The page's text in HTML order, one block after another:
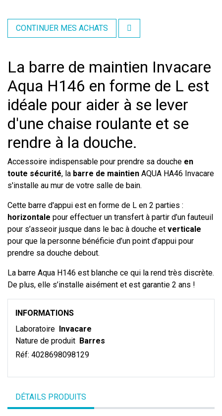
CONTINUER MES ACHATS
La barre de maintien Invacare
Aqua H146 en forme de L est
idéale pour aider à se lever
d'une chaise roulante et se
rendre à la douche.
Accessoire indispensable pour prendre sa douche en
toute sécurité, la barre de maintien AQUA HA46 Invacare
s'installe au mur de votre salle de bain.
Cette barre d'appui est en forme de L en 2 parties :
horizontale pour effectuer un transfert à partir d’un fauteuil
pour s’asseoir jusque dans le bac à douche et verticale
pour que la personne bénéficie d’un point d’appui pour
prendre sa douche debout.
La barre Aqua H146 est blanche ce qui la rend très discrète.
De plus, elle s’installe aisément et est garantie 2 ans !
INFORMATIONS
Laboratoire Invacare
Nature de produit Barres
Réf: 4028698098129
DÉTAILS PRODUITS